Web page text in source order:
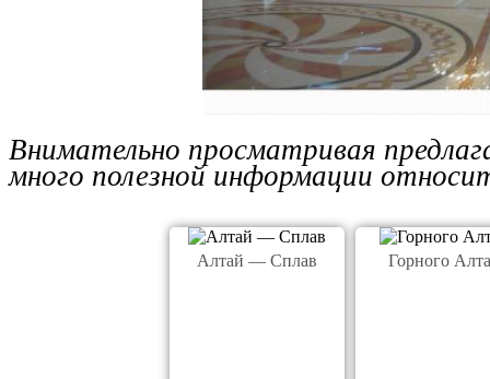
Внимательно просматривая
много полезной информации
Алтай — Сплав Горного